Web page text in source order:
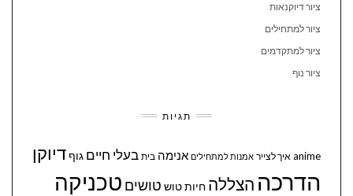
ציור דיוקנאות
ציור למתחילים
ציור למתקדמים
ציור נוף
תגיות
anime איך לצייר אמנות למתחילים אנימה בית בעלי חיים גוףדיוקן
הדרכה הצללה חיותטוש טושים טכניקה